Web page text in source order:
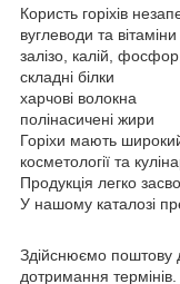
Користь горіхів
вуглеводи та
залізо, калій,
складні білки
харчові волокна
полінасичені жири
Горіхи мають
косметології та
Продукція легко
У нашому каталозі
Здійснюємо поштову
дотримання